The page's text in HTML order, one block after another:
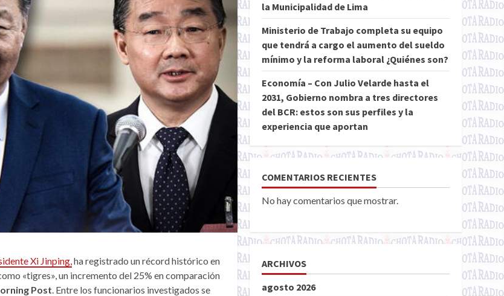
Xi Jinping, ha registrado un récord histórico en
«tigres», un incremento del 25% en comparación
Post . Entre los funcionarios investigados se
la Municipalidad de Lima
Ministerio de Trabajo completa su equipo
que tendrá a cargo el aumento del sueldo
mínimo y la reforma laboral ¿Quiénes son?
Economía – Con Julio Velarde hasta el
2031, Gobierno nombra a tres directores
del BCR: estos son sus perfiles y la
experiencia que aportan
COMENTARIOS RECIENTES
No hay comentarios que mostrar.
ARCHIVOS
agosto 2026